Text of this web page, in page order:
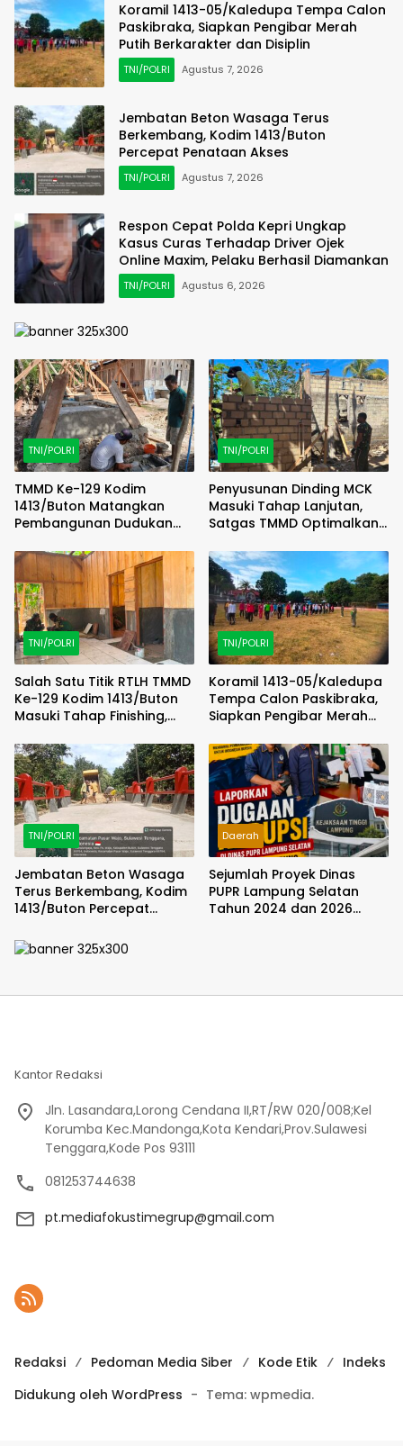
Koramil 1413-05/Kaledupa Tempa Calon
Paskibraka, Siapkan Pengibar Merah
Putih Berkarakter dan Disiplin
TNI/POLRI Agustus 7, 2026
Jembatan Beton Wasaga Terus
Berkembang, Kodim 1413/Buton
Percepat Penataan Akses
TNI/POLRI Agustus 7, 2026
Respon Cepat Polda Kepri Ungkap
Kasus Curas Terhadap Driver Ojek
Online Maxim, Pelaku Berhasil Diamankan
TNI/POLRI Agustus 6, 2026
TNI/POLRI
TMMD Ke-129 Kodim
1413/Buton Matangkan
Pembangunan Dudukan
Kualitas Air Bersih
TNI/POLRI
Penyusunan Dinding MCK
Masuki Tahap Lanjutan,
Satgas TMMD Optimalkan
TNI/POLRI
Salah Satu Titik RTLH TMMD
Ke-129 Kodim 1413/Buton
Masuki Tahap Finishing,
Nyata
TNI/POLRI
Koramil 1413-05/Kaledupa
Tempa Calon Paskibraka,
Siapkan Pengibar Merah
Disiplin
TNI/POLRI
Jembatan Beton Wasaga
Terus Berkembang, Kodim
1413/Buton Percepat
Daerah
Sejumlah Proyek Dinas
PUPR Lampung Selatan
Tahun 2024 dan 2026
Kantor Redaksi
Jln. Lasandara,Lorong Cendana II,RT/RW 020/008;Kel
Korumba Kec.Mandonga,Kota Kendari,Prov.Sulawesi
Tenggara,Kode Pos 93111
081253744638
pt.mediafokustimegrup@gmail.com
Redaksi Pedoman Media Siber Kode Etik
Indeks
Didukung oleh WordPress - Tema: wpmedia.